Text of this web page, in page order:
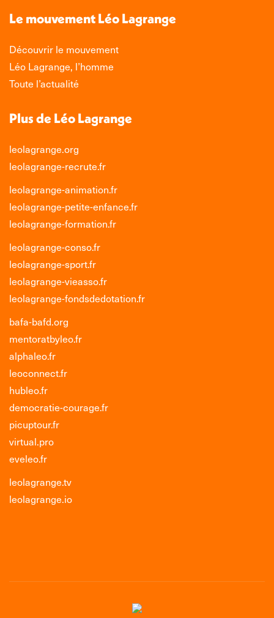
s'ouvre
une
nouvelle
fenêtre
s'ouvre
une
fenêtre
s'ouvre
une
nouvelle
fenêtre
s'ouvre
une
nouvelle
fenêtre
Le mouvement Léo Lagrange
Découvrir le mouvement
Léo Lagrange, l’homme
Toute l’actualité
Plus de Léo Lagrange
leolagrange.org
leolagrange-recrute.fr
leolagrange-animation.fr
leolagrange-petite-enfance.fr
leolagrange-formation.fr
leolagrange-conso.fr
leolagrange-sport.fr
leolagrange-vieasso.fr
leolagrange-fondsdedotation.fr
bafa-bafd.org
mentoratbyleo.fr
alphaleo.fr
leoconnect.fr
hubleo.fr
democratie-courage.fr
picuptour.fr
virtual.pro
eveleo.fr
leolagrange.tv
leolagrange.io